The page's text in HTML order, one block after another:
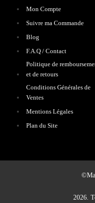
Mon Compte
Suivre ma Commande
Blog
F.A.Q / Contact
Politique de
et de retours
Conditions Générales de
Ventes
Mentions Légales
Plan du Site
2026.